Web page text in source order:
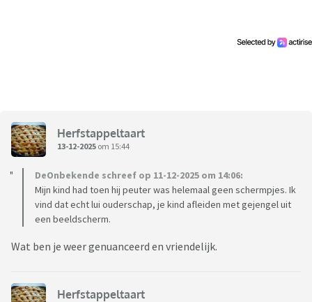
Herfstappeltaart
13-12-2025 om 15:44
DeOnbekende schreef op 11-12-2025 om 14:06:
Mijn kind had toen hij peuter was helemaal geen schermpjes. Ik
vind dat echt lui ouderschap, je kind afleiden met gejengel uit
een beeldscherm.
Wat ben je weer genuanceerd en vriendelijk.
Herfstappeltaart